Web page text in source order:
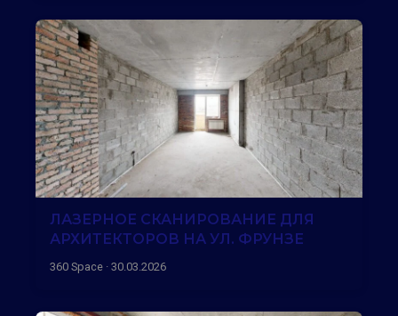
ЛАЗЕРНОЕ СКАНИРОВАНИЕ ДЛЯ
АРХИТЕКТОРОВ НА УЛ. ФРУНЗЕ
360 Space · 30.03.2026